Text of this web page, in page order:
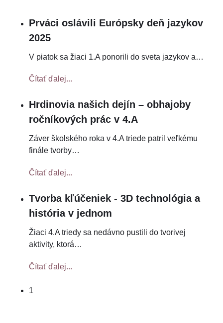
Prváci oslávili Európsky deň jazykov
2025
V piatok sa žiaci 1.A ponorili do sveta jazykov a…
Čítať ďalej...
Hrdinovia našich dejín – obhajoby
ročníkových prác v 4.A
Záver školského roka v 4.A triede patril veľkému
finále tvorby…
Čítať ďalej...
Tvorba kľúčeniek - 3D technológia a
história v jednom
Žiaci 4.A triedy sa nedávno pustili do tvorivej
aktivity, ktorá…
Čítať ďalej...
1